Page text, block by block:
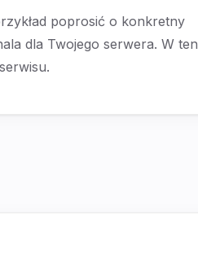
poprosić o konkretny
dla Twojego serwera. W ten